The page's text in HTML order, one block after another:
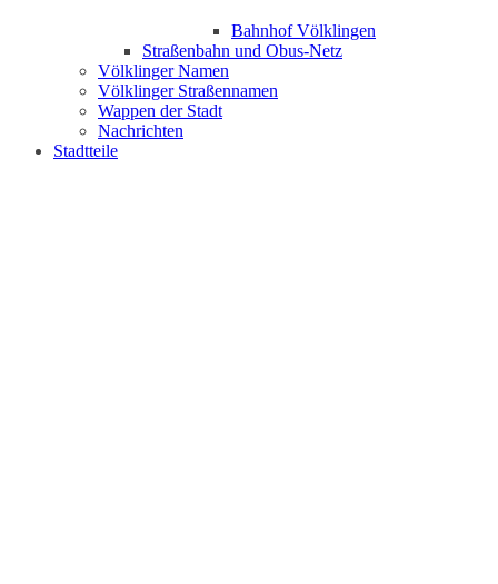
Bahnhof Völklingen
Straßenbahn und Obus-Netz
Völklinger Namen
Völklinger Straßennamen
Wappen der Stadt
Nachrichten
Stadtteile